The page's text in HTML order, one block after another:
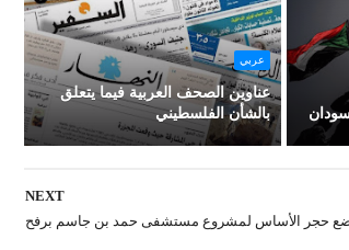
عربي
عناوين الصحف العربية فيما يتعلق
بالشأن الفلسطيني
NEXT
حجر الأساس لمشروع مستشفى حمد بن جاسم برفح